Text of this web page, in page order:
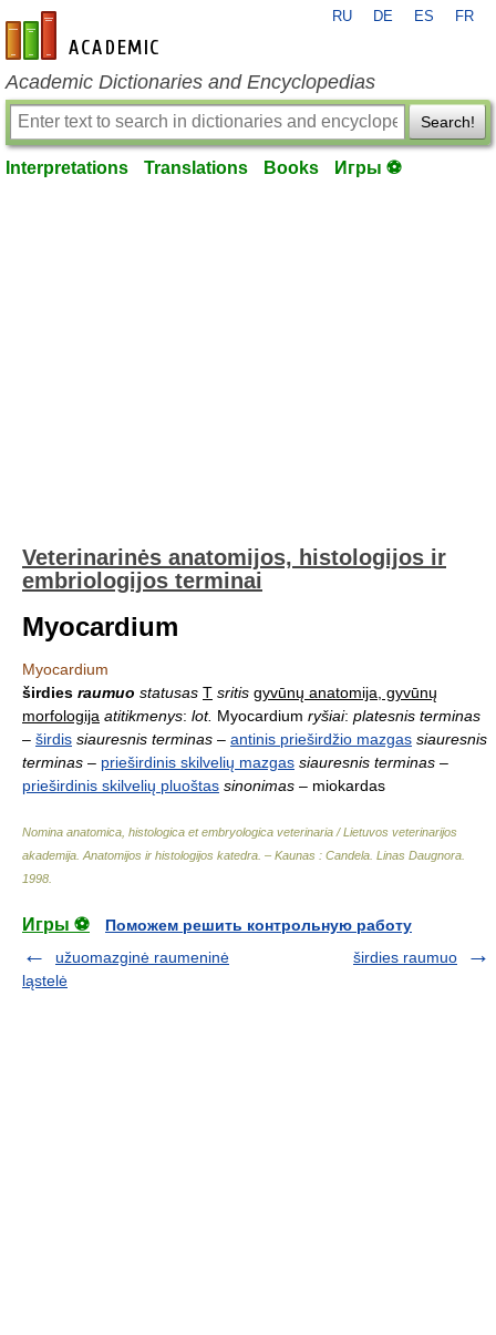
en-academic.com
RU DE ES FR
Academic Dictionaries and Encyclopedias
Search!
Interpretations Translations Books Игры ⚽
Veterinarinės anatomijos, histologijos ir
embriologijos terminai
Myocardium
Myocardium
širdies raumuo statusas T sritis gyvūnų anatomija, gyvūnų
morfologija atitikmenys: lot. Myocardium ryšiai: platesnis terminas
– širdis siauresnis terminas – antinis prieširdžio mazgas siauresnis
terminas – prieširdinis skilvelių mazgas siauresnis terminas –
prieširdinis skilvelių pluoštas sinonimas – miokardas
Nomina anatomica, histologica et embryologica veterinaria / Lietuvos veterinarijos
akademija. Anatomijos ir histologijos katedra. – Kaunas : Candela Linas Daugnora
1998
Игры ⚽
Поможем решить контрольную работу
užuomazginė raumeninė
ląstelė
širdies raumuo